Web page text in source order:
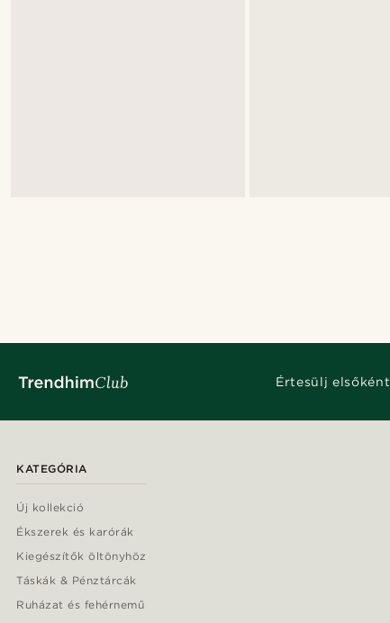
Értesülj
KATEGÓRIA
Új kollekció
Ékszerek és karórák
Kiegészítők öltönyhöz
Táskák & Pénztárcák
Ruházat és fehérnemű